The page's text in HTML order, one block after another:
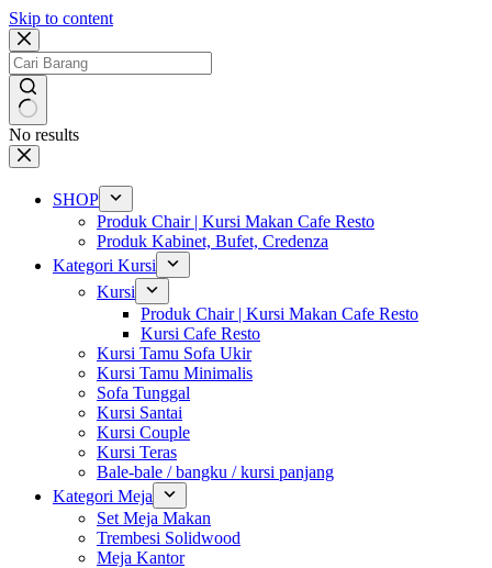
Skip to content
No results
SHOP
Produk Chair | Kursi Makan Cafe Resto
Produk Kabinet, Bufet, Credenza
Kategori Kursi
Kursi
Produk Chair | Kursi Makan Cafe Resto
Kursi Cafe Resto
Kursi Tamu Sofa Ukir
Kursi Tamu Minimalis
Sofa Tunggal
Kursi Santai
Kursi Couple
Kursi Teras
Bale-bale / bangku / kursi panjang
Kategori Meja
Set Meja Makan
Trembesi Solidwood
Meja Kantor